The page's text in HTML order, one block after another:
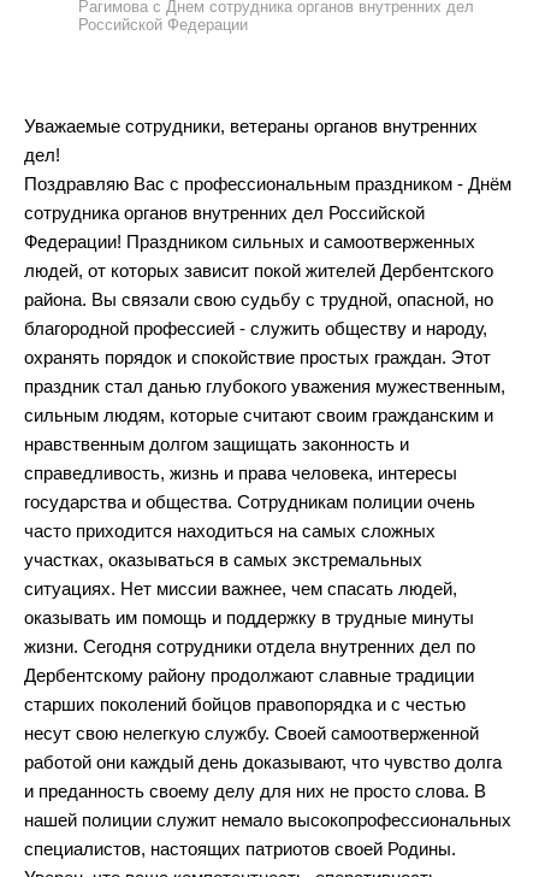
Рагимова с Днем сотрудника органов внутренних дел
Российской Федерации
Уважаемые сотрудники, ветераны органов внутренних
дел!
Поздравляю Вас с профессиональным праздником - Днём
сотрудника органов внутренних дел Российской
Федерации! Праздником сильных и самоотверженных
людей, от которых зависит покой жителей Дербентского
района. Вы связали свою судьбу с трудной, опасной, но
благородной профессией - служить обществу и народу,
охранять порядок и спокойствие простых граждан. Этот
праздник стал данью глубокого уважения мужественным,
сильным людям, которые считают своим гражданским и
нравственным долгом защищать законность и
справедливость, жизнь и права человека, интересы
государства и общества. Сотрудникам полиции очень
часто приходится находиться на самых сложных
участках, оказываться в самых экстремальных
ситуациях. Нет миссии важнее, чем спасать людей,
оказывать им помощь и поддержку в трудные минуты
жизни. Сегодня сотрудники отдела внутренних дел по
Дербентскому району продолжают славные традиции
старших поколений бойцов правопорядка и с честью
несут свою нелегкую службу. Своей самоотверженной
работой они каждый день доказывают, что чувство долга
и преданность своему делу для них не просто слова. В
нашей полиции служит немало высокопрофессиональных
специалистов, настоящих патриотов своей Родины.